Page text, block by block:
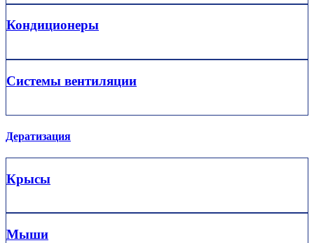
Кондиционеры
Системы вентиляции
Дератизация
Крысы
Мыши